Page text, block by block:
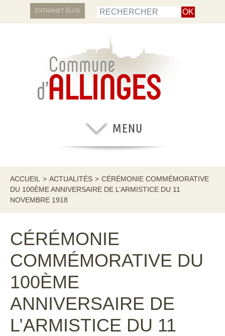
EXTRANET ÉLUS
ACCUEIL > ACTUALITÉS > CÉRÉMONIE COMMÉMORATIVE
DU 100ÈME ANNIVERSAIRE DE L’ARMISTICE DU 11
NOVEMBRE 1918
CÉRÉMONIE
COMMÉMORATIVE DU
100ÈME
ANNIVERSAIRE DE
L’ARMISTICE DU 11